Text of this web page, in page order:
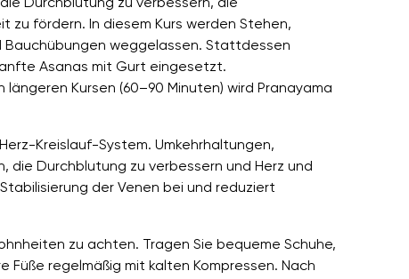
fördern. In diesem Kurs werden Stehen,
Bauchübungen weggelassen. Stattdessen
Asanas mit Gurt eingesetzt.
Kursen (60–90 Minuten) wird Pranayama
Kreislauf-System. Umkehrhaltungen,
die Durchblutung zu verbessern und Herz und
der Venen bei und reduziert
zu achten. Tragen Sie bequeme Schuhe,
Füße regelmäßig mit kalten Kompressen. Nach